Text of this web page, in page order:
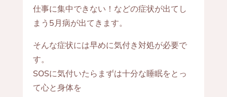
仕事に集中できない！などの症状が出てし
まう5月病が出てきます。
そんな症状には早めに気付き対処が必要で
す。
SOSに気付いたらまずは十分な睡眠をとっ
て心と身体を